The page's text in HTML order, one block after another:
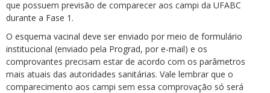
que possuem previsão de comparecer aos campi da UFABC
durante a Fase 1.
O esquema vacinal deve ser enviado por meio de formulário
institucional (enviado pela Prograd, por e-mail) e os
comprovantes precisam estar de acordo com os parâmetros
mais atuais das autoridades sanitárias. Vale lembrar que o
comparecimento aos campi sem essa comprovação só será